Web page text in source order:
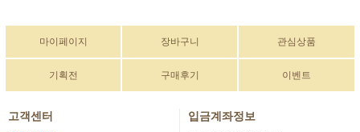
마이페이지 장바구니 관심상품
기획전 구매후기 이벤트
고객센터 입금계좌정보